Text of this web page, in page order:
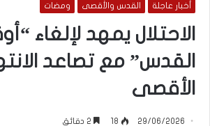
أخبار عاجلة القدس والأقصى ومضات
الاحتلال يمهد لإلغاء
القدس” مع تصاعد
الأقصى
29/06/2026
18